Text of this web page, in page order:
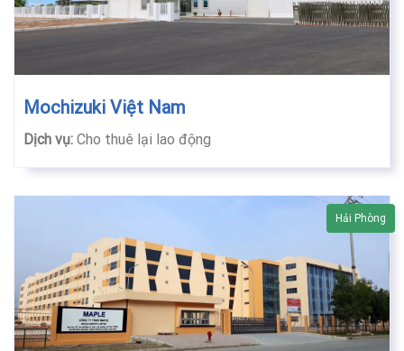
Mochizuki Việt Nam
Dịch vụ: Cho thuê lại lao động
Hải Phòng